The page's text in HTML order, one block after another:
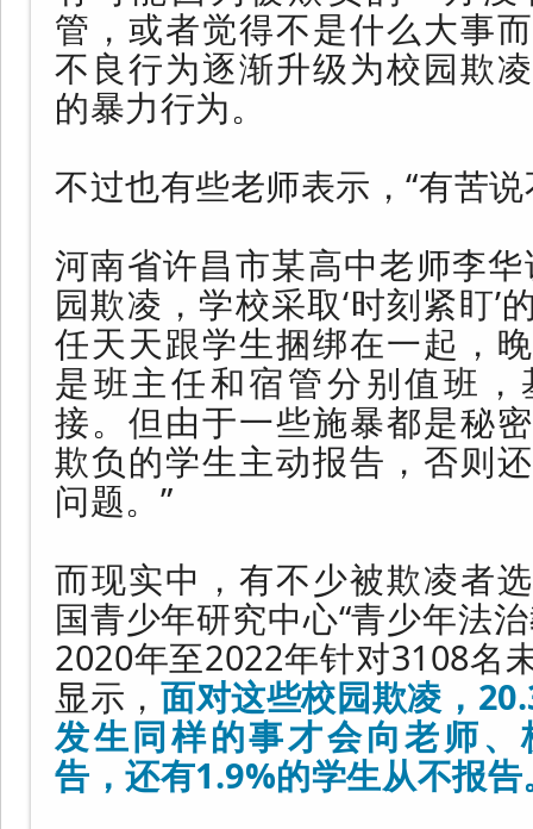
管，或者觉得不是什么大事
不良行为逐渐升级为校园欺
的暴力行为。
不过也有些老师表示，“有苦说
河南省许昌市某高中老师李
园欺凌，学校采取‘时刻紧盯’
任天天跟学生捆绑在一起，
是班主任和宿管分别值班
接。但由于一些施暴都是秘
欺负的学生主动报告，否则
问题。”
而现实中，有不少被欺凌者
国青少年研究中心“青少年法
2020年至2022年针对3108名
显示， 面对这些校园欺凌，
发生同样的事才会向老师
告，还有1.9%的学生从不报告